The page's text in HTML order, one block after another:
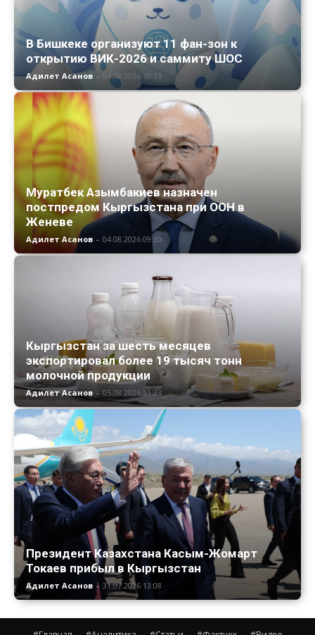
В Бишкеке организуют 11 фан-зон к
открытию ВИК-2026 и саммиту ШОС
Адилет Асанов - 04.08.2026 10:13
Муратбек Азымбакиев назначен
постпредом Кыргызстана при ООН в
Женеве
Адилет Асанов - 04.08.2026 09:30
Кыргызстан за шесть месяцев
экспортировал более 19 тысяч тонн
молочной продукции
Адилет Асанов - 05.08.2026 11:23
Президент Казахстана Касым-Жомарт
Токаев прибыл в Кыргызстан
Адилет Асанов - 31.07.2026 13:08